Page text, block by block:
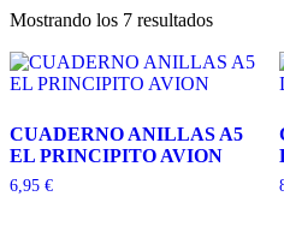
Mostrando los 7 resultados
CUADERNO ANILLAS A5
EL PRINCIPITO AVION
6,95 €